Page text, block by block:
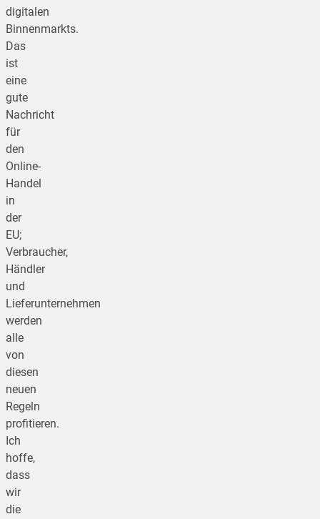
digitalen
Binnenmarkts.
Das
ist
eine
gute
Nachricht
für
den
Online-
Handel
in
der
EU;
Verbraucher,
Händler
und
Lieferunternehmen
werden
alle
von
diesen
neuen
Regeln
profitieren.
Ich
hoffe,
dass
wir
die